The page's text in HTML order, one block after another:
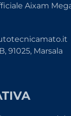
Aixam
91025, Marsala